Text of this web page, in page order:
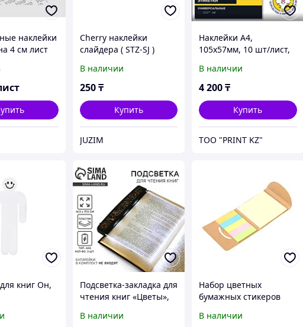
наклейки
4 см лист
Cherry наклейки
слайдера ( STZ-SJ )
В наличии
250₸
Купить
JUZIM
Наклейки А4,
105x57мм, 10 шт/лист,
label
В наличии
4 200₸
Купить
ТОО "PRINT KZ"
книг Он,
Подсветка-закладка для
чтения книг «Цветы»,
В наличии
Набор цветных
бумажных стикеров
коричневый
В наличии